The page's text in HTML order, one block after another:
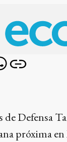
de Defensa
próxima